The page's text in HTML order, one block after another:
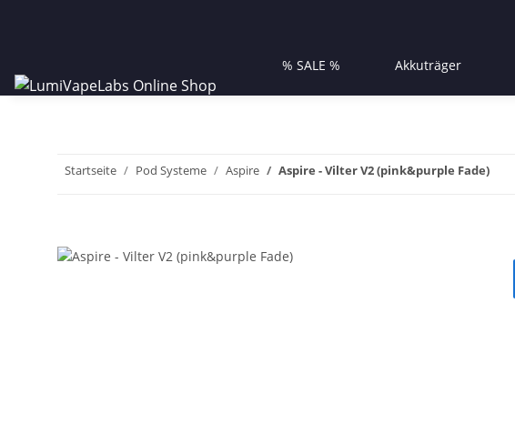
% SALE % Akkuträger
Startseite Pod Systeme Aspire Aspire - Vilter V2 (pink&purple Fade)